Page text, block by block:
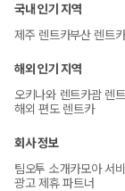
국내 인기 지역
제주 렌트카부산 렌트카
해외 인기 지역
오키나와 렌트카괌 렌
해외 편도 렌트카
회사 정보
팀오투 소개카모아 서
광고 제휴 파트너